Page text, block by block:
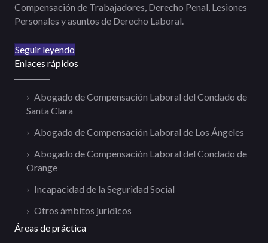
Compensación de Trabajadores, Derecho Penal, Lesiones
Personales y asuntos de Derecho Laboral.
Seguir leyendo
Enlaces rápidos
Abogado de Compensación Laboral del Condado de
Santa Clara
Abogado de Compensación Laboral de Los Ángeles
Abogado de Compensación Laboral del Condado de
Orange
Incapacidad de la Seguridad Social
Otros ámbitos jurídicos
Áreas de práctica